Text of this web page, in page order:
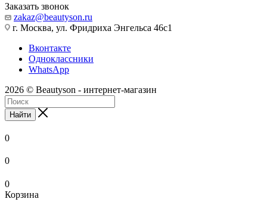
Заказать звонок
zakaz@beautyson.ru
г. Москва, ул. Фридриха Энгельса 46с1
Вконтакте
Одноклассники
WhatsApp
2026 © Beautyson - интернет-магазин
Найти
0
0
0
Корзина